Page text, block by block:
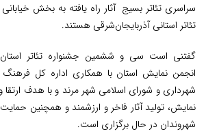
سراسری تئاتر بسیج آثار راه یافته به بخش
تئاتر استانی آذربایجان‌شرقی هستند.
گفتنی است سی و ششمین جشنواره تئاتر
انجمن نمایش استان با همکاری اداره کل فرهنگ
شهرداری و شورای اسلامی شهر مرند و با هدف
نمایش، تولید آثار فاخر و ارزشمند و همچنین
شهروندان در حال برگزاری است.